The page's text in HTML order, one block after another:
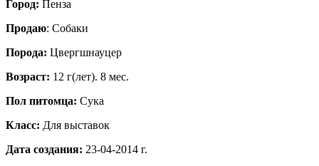
Город: Пенза
Продаю: Собаки
Порода: Цвергшнауцер
Возраст: 12 г(лет). 8 мес.
Пол питомца: Сука
Класс: Для выставок
Дата создания: 23-04-2014 г.